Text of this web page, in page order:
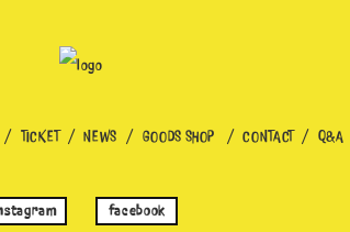
TICKET NEWS GOODS SHOP CONTACT Q&A
facebook